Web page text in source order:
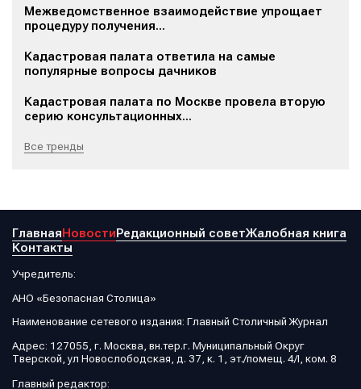
Межведомственное взаимодействие упрощает
процедуру получения...
Кадастровая палата ответила на самые
популярные вопросы дачников
Кадастровая палата по Москве провела вторую
серию консультационных...
Все тренды
ГлавнаяНовостиРедакционный советЖалобная книга
Контакты
Учредитель:
АНО «Безопасная Столица»
Наименование сетевого издания: Главный Столичный Журнал
Адрес: 127055, г. Москва, вн.тер.г. Муниципальный Округ
Тверской, ул Новослободская, д. 37, к. 1, эт./помещ. 4/I, ком. 8
Главный редактор: